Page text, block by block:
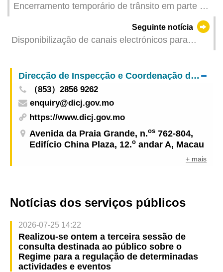
Encerramento temporário de trânsito em parte da
sábado a partir de 3 de JaneiroSeguinte notícia
Disponibilização de canais electrónicos para
prazos de renovação
Direcção de Inspecção e Coordenação de Jogos
（853）2856 9262
enquiry@dicj.gov.mo
https://www.dicj.gov.mo
Avenida da Praia Grande, n.os 762-804,
Edifício China Plaza, 12.o andar A, Macau
+ mais
Notícias dos serviços públicos
2026-07-25 14:22
Realizou-se ontem a terceira sessão de
consulta destinada ao público sobre o
Regime para a regulação de determinadas
actividades e eventos